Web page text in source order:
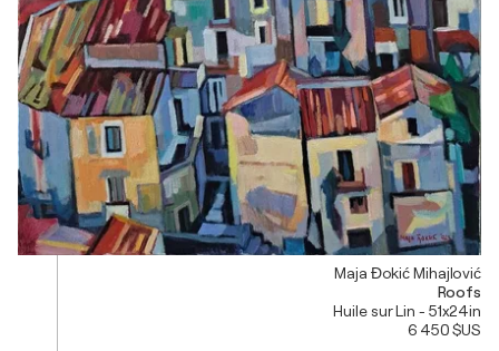
Maja Đokić Mihajlović
Roofs
Huile sur Lin - 51x24in
6 450 $US